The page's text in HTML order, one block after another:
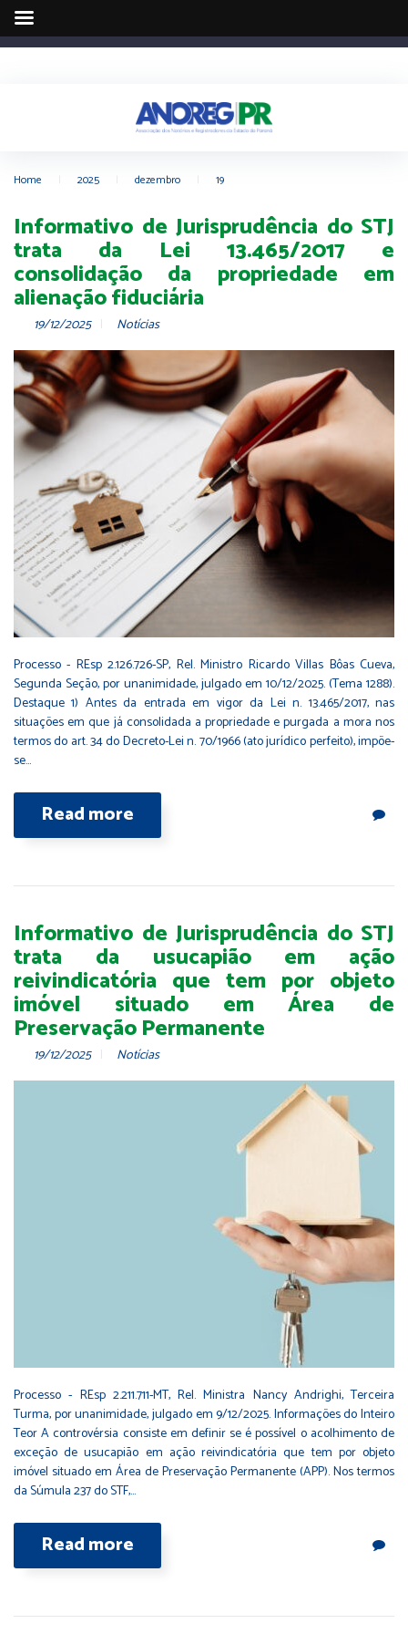
Home 2025 dezembro 19
Informativo de Jurisprudência do STJ
trata da Lei 13.465/2017 e
consolidação da propriedade em
alienação fiduciária
19/12/2025 Notícias
Processo - REsp 2.126.726-SP, Rel. Ministro Ricardo Villas Bôas Cueva,
Segunda Seção, por unanimidade, julgado em 10/12/2025. (Tema 1288).
Destaque 1) Antes da entrada em vigor da Lei n. 13.465/2017, nas
situações em que já consolidada a propriedade e purgada a mora nos
termos do art. 34 do Decreto-Lei n. 70/1966 (ato jurídico perfeito), impõe-
se…
Read more
Informativo de Jurisprudência do STJ
trata da usucapião em ação
reivindicatória que tem por objeto
imóvel situado em Área de
Preservação Permanente
19/12/2025 Notícias
Processo - REsp 2.211.711-MT, Rel. Ministra Nancy Andrighi, Terceira
Turma, por unanimidade, julgado em 9/12/2025. Informações do Inteiro
Teor A controvérsia consiste em definir se é possível o acolhimento de
exceção de usucapião em ação reivindicatória que tem por objeto
imóvel situado em Área de Preservação Permanente (APP). Nos termos
da Súmula 237 do STF,…
Read more